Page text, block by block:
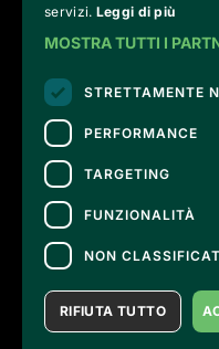
Torrevilla
via
23876
For information and
For information on the
servizi. Leggi di più
MOSTRA TUTTI I
STRETTAMENTE
PERFORMANCE
TARGETING
FUNZIONALITÀ
NON
RIFIUTA TUTTO